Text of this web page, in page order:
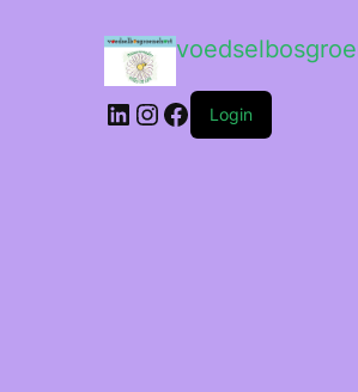
LinkedIn
Instagram
Facebook
Login